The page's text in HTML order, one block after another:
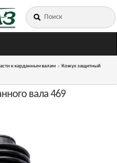
Искать:
к карданным валам
Кожух защитный
вала 469